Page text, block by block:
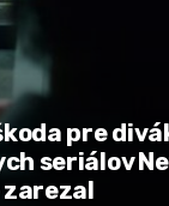
pre
seriálov